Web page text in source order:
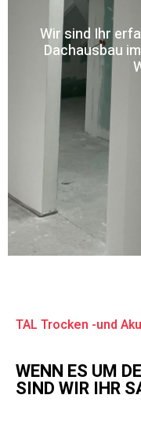
Wir sind Ihr
Dachausbau
TAL Trocken -und
WENN ES UM
SIND WIR IHR